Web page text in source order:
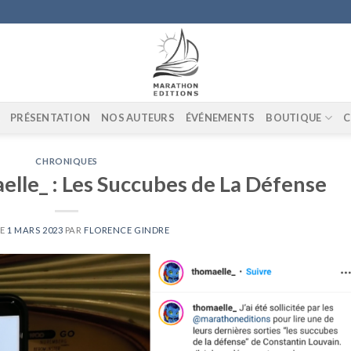
PRÉSENTATION NOS AUTEURS ÉVÉNEMENTS BOUTIQUE
CHRONIQUES
: Les Succubes de La Défense
1 MARS 2023 PAR FLORENCE GINDRE